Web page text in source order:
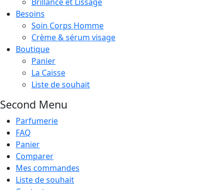
Besoins
Soin Corps Homme
Crème & sérum visage
Boutique
Panier
La Caisse
Liste de souhait
Second Menu
Parfumerie
FAQ
Panier
Comparer
Mes commandes
Liste de souhait